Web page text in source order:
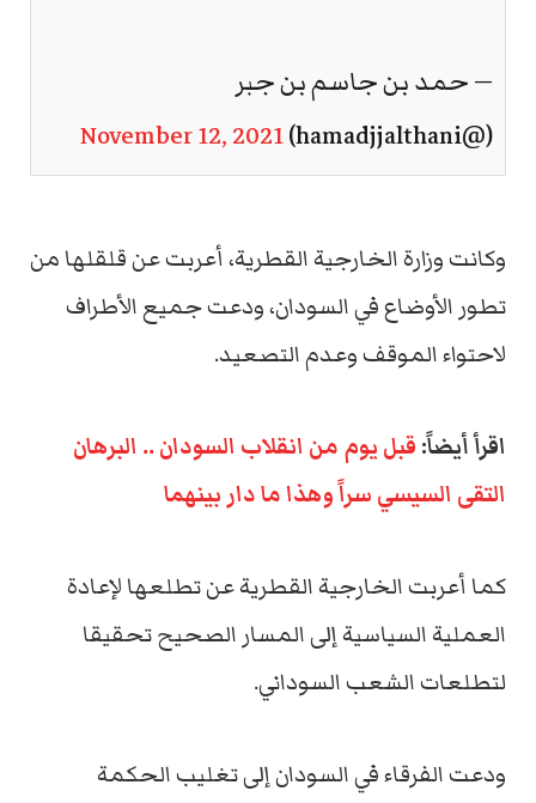
— حمد بن جاسم بن جبر
(@hamadjjalthani)
November 12, 2021
وكانت وزارة الخارجية القطرية، أعربت عن قلقلها من
تطور الأوضاع في السودان، ودعت جميع الأطراف
لاحتواء الموقف وعدم التصعيد.
اقرأ أيضاً: قبل يوم من انقلاب السودان .. البرهان
التقى السيسي سراً وهذا ما دار بينهما
كما أعربت الخارجية القطرية عن تطلعها لإعادة
العملية السياسية إلى المسار الصحيح تحقيقا
لتطلعات الشعب السوداني.
ودعت الفرقاء في السودان إلى تغليب الحكمة